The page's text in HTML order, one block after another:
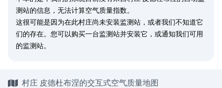
测站的信息，无法计算空气质量指数。
这很可能是因为在此村庄尚未安装监测站，或者我们不知道它
们的存在。您可以购买一台监测站并安装它，或通知我们可用
的监测站。
村庄 皮德杜布涅的交互式空气质量地图